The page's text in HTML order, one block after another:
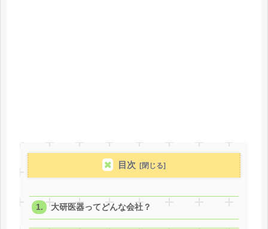
目次
大研医器ってどんな会社？